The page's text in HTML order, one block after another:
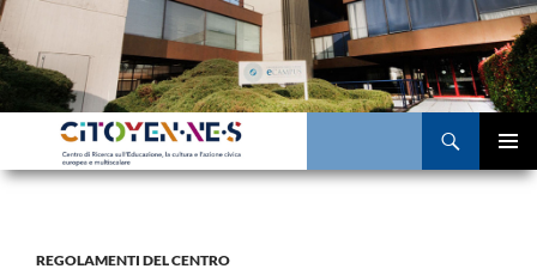
Vai
al
contenuto
MENU
REGOLAMENTI DEL CENTRO